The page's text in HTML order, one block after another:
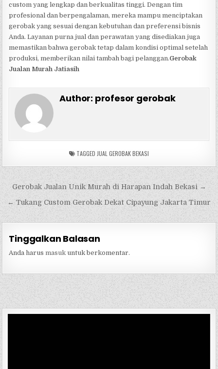
custom yang lengkap dan berkualitas tinggi. Dengan tim
profesional dan berpengalaman, mereka mampu menciptakan
gerobak yang sesuai dengan kebutuhan dan preferensi bisnis
Anda. Layanan purna jual dan perawatan yang disediakan juga
memastikan bahwa gerobak tetap dalam kondisi optimal setelah
produksi, memberikan nilai tambah bagi pelanggan.Gerobak
Jualan Murah Jatiasih
Author: profesor gerobak
TAGGED JUAL GEROBAK BEKASI
Navigasi
pos
Gerobak Jualan Unik Murah di Harapan Indah Bekasi →
← Tukang Custom Gerobak Dekat Cipayung Jakarta Timur
Tinggalkan Balasan
Anda harusmasuk untuk berkomentar.